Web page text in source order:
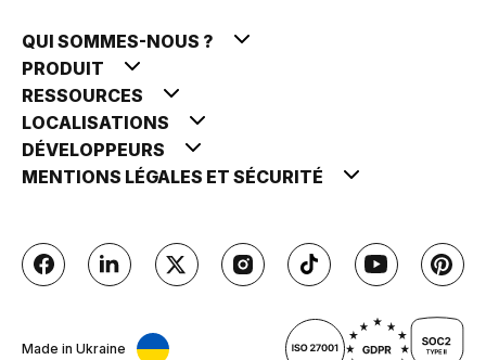
QUI SOMMES-NOUS ?
PRODUIT
RESSOURCES
LOCALISATIONS
DÉVELOPPEURS
MENTIONS LÉGALES ET SÉCURITÉ
Made in Ukraine